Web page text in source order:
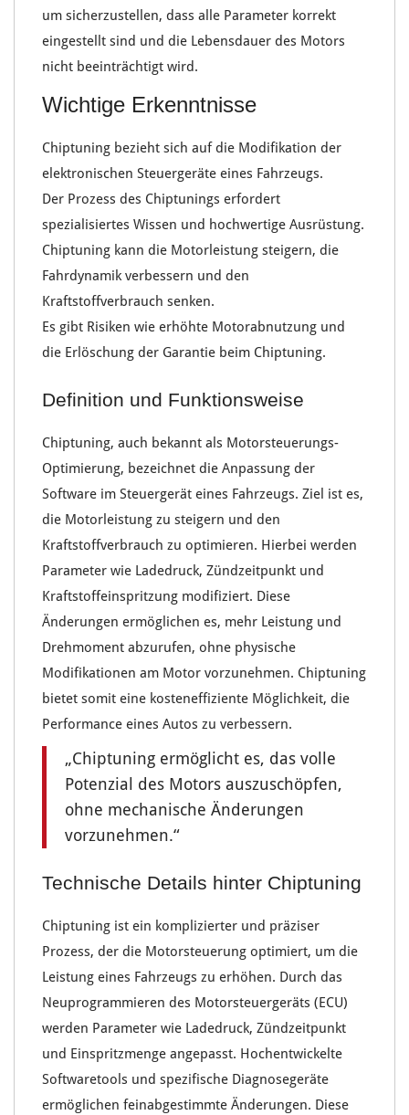
um sicherzustellen, dass alle Parameter korrekt
eingestellt sind und die Lebensdauer des Motors
nicht beeinträchtigt wird.
Wichtige Erkenntnisse
Chiptuning bezieht sich auf die Modifikation der
elektronischen Steuergeräte eines Fahrzeugs.
Der Prozess des Chiptunings erfordert
spezialisiertes Wissen und hochwertige Ausrüstung.
Chiptuning kann die Motorleistung steigern, die
Fahrdynamik verbessern und den
Kraftstoffverbrauch senken.
Es gibt Risiken wie erhöhte Motorabnutzung und
die Erlöschung der Garantie beim Chiptuning.
Definition und Funktionsweise
Chiptuning, auch bekannt als Motorsteuerungs-
Optimierung, bezeichnet die Anpassung der
Software im Steuergerät eines Fahrzeugs. Ziel ist es,
die Motorleistung zu steigern und den
Kraftstoffverbrauch zu optimieren. Hierbei werden
Parameter wie Ladedruck, Zündzeitpunkt und
Kraftstoffeinspritzung modifiziert. Diese
Änderungen ermöglichen es, mehr Leistung und
Drehmoment abzurufen, ohne physische
Modifikationen am Motor vorzunehmen. Chiptuning
bietet somit eine kosteneffiziente Möglichkeit, die
Performance eines Autos zu verbessern.
„Chiptuning ermöglicht es, das volle
Potenzial des Motors auszuschöpfen,
ohne mechanische Änderungen
vorzunehmen.“
Technische Details hinter Chiptuning
Chiptuning ist ein komplizierter und präziser
Prozess, der die Motorsteuerung optimiert, um die
Leistung eines Fahrzeugs zu erhöhen. Durch das
Neuprogrammieren des Motorsteuergeräts (ECU)
werden Parameter wie Ladedruck, Zündzeitpunkt
und Einspritzmenge angepasst. Hochentwickelte
Softwaretools und spezifische Diagnosegeräte
ermöglichen feinabgestimmte Änderungen. Diese